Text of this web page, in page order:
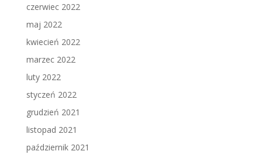
czerwiec 2022
maj 2022
kwiecień 2022
marzec 2022
luty 2022
styczeń 2022
grudzień 2021
listopad 2021
październik 2021